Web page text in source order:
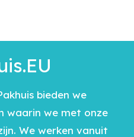
bieden we
waarin we met onze
We werken vanuit